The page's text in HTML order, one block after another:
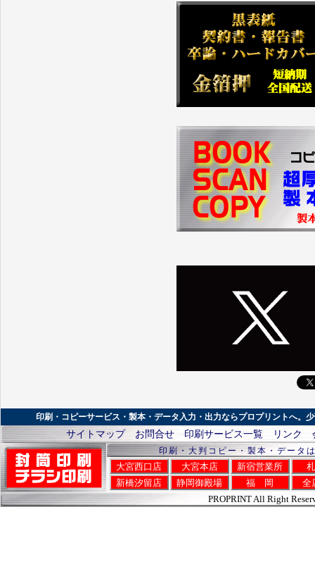
印刷・コピーサービス・製本・データ入力・出力ならプロプリントへ。
サイトマップ お問合せ 印刷サービス一覧 リンク
印刷・大判コピー・製本・データ
大宮西口店 大宮本店 新宿営業所
新橋汐留店
静岡御殿場 福 岡 全
PROPRINT All Right